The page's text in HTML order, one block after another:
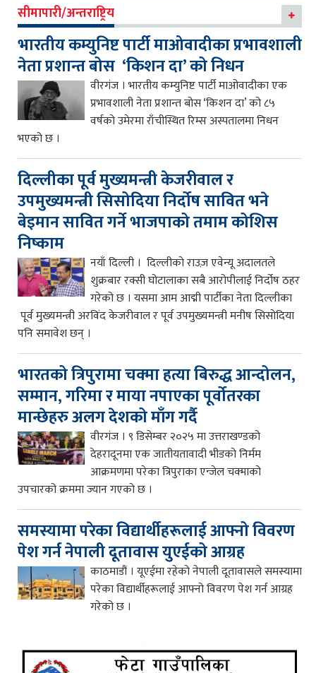
सीमापारी/अन्तराष्ट्रिय
भारतीय कम्युनिष्ट पार्टी माओवादीका प्रभावशाली
नेता प्रशान्त बोस ‘किशन दा’ को निधन
वीरगंज । भारतीय कम्युनिष्ट पार्टी माओवादीका एक
प्रभावशाली नेता प्रशान्त बोस ‘किशन दा’ को ८५
वर्षको उमेरमा राँचीस्थित रिम्स अस्पतालमा निधन
भएको छ ।
दिल्लीका पूर्व मुख्यमन्त्री केजरीवाल र
उपमुख्यमन्त्री सिसोदिया निर्दोष सावित भने
बेइमान सावित गर्ने भाजपाको तमाम कोशिस
निष्काम
नयाँ दिल्ली । दिल्लीको राउज़ एवेन्यू अदालतले
शुक्रबार रक्सी घोटालाका सबै आरोपीलाई निर्दोष ठहर
गरेको छ । यसमा आम आद्मी पार्टीका नेता दिल्लीका
पूर्व मुख्यमन्त्री अरविंद केजरीवाल र पूर्व उपमुख्यमन्त्री मनीष सिसोदिया
पनि समावेश छन् ।
भारतको त्रिपुरामा चक्मा हत्या बिरुद्ध आन्दोलन,
सम्मान, गरिमा र माया नपाएका पूर्वोतरका
मान्छेहरु अलग देशको माँग गर्दै
वीरगंज । ९ डिसेम्बर २०२५ मा उत्तराखण्डको
देहरादूनमा एक जातीयतावादी भीडको निर्मम
आक्रमणमा परेका त्रिपुराका एन्जेल चक्माको
उपचारको क्रममा ज्यान गएको छ ।
समस्यामा परेका विद्यार्थीहरूलाई आफ्नो विवरण
पेश गर्न नेपाली दूतावास युएईको आग्रह
काठमाडौं । यूएईमा रहेको नेपाली दूतावासले समस्यामा
परेका विद्यार्थीहरूलाई आफ्नो विवरण पेश गर्न आग्रह
गरेको छ ।